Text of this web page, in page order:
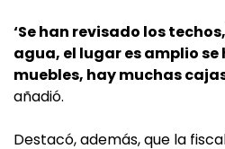
‘Se han revisado los
agua, el lugar es amplio
muebles, hay muchas
añadió.
Destacó, además, que la